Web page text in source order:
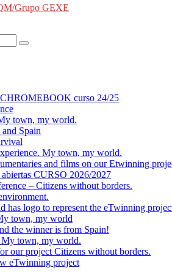
Grupo GEXE
curso 24/25
town, my world.
Spain
My town, my world.
and films on our Etwinning
abiertas CURSO 2026/2027
– Citizens without borders.
has logo to represent the eTwinning
town, my world
the winner is from Spain!
My town, my world.
our project Citizens without borders.
eTwinning project